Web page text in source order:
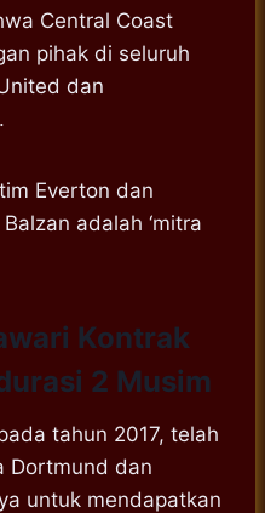
Central Coast
pihak di seluruh
dan
Everton dan
adalah ‘mitra
Kontrak
2 Musim
tahun 2017, telah
Dortmund dan
untuk mendapatkan